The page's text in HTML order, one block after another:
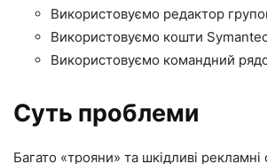
Використовуємо редактор
Використовуємо кошти
Використовуємо командний
Суть проблеми
Багато «трояни» та шкідливі рекламні